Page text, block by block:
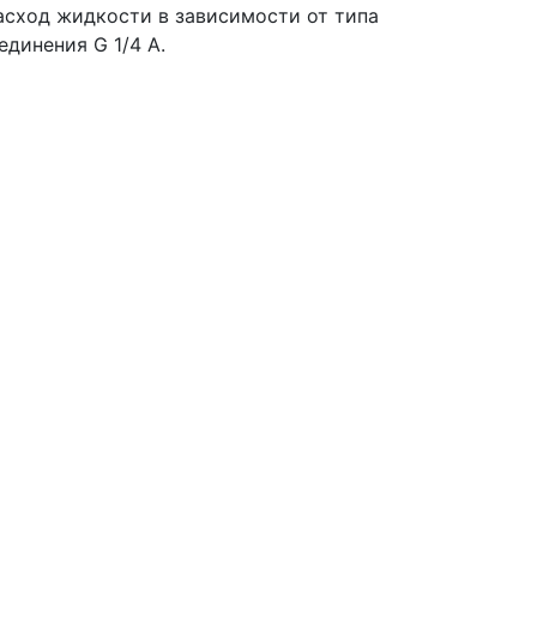
жидкости в зависимости от типа
G 1/4 A.